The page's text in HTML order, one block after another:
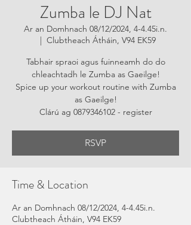
Zumba le DJ Nat
Ar an Domhnach 08/12/2024, 4-4.45i.n.
  |
Clubtheach Átháin, V94 EK59
Tabhair spraoi agus fuinneamh do do
chleachtadh le Zumba as Gaeilge!
Spice up your workout routine with Zumba
as Gaeilge!
Clárú ag 0879346102 - register
RSVP
Time & Location
Ar an Domhnach 08/12/2024, 4-4.45i.n.
Clubtheach Átháin, V94 EK59